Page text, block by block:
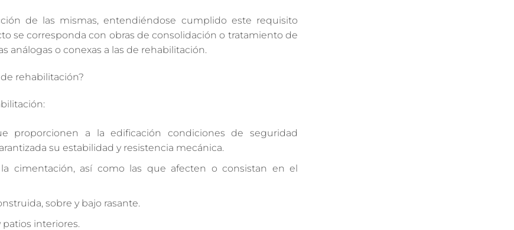
de las mismas, entendiéndose cumplido este requisito
se corresponda con obras de consolidación o tratamiento de
análogas o conexas a las de rehabilitación.
rehabilitación?
proporcionen a la edificación condiciones de seguridad
su estabilidad y resistencia mecánica.
cimentación, así como las que afecten o consistan en el
sobre y bajo rasante.
patios interiores.